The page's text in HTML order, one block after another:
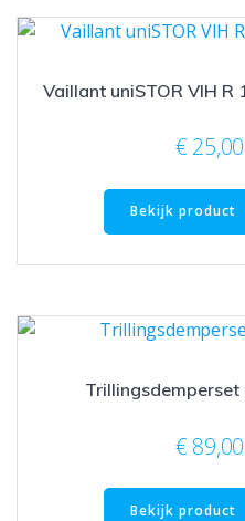
Vaillant uniSTOR VIH
€ 25,00
Bekijk product
€ 89,00
Bekijk product